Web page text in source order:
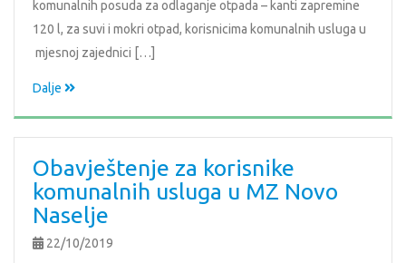
komunalnih posuda za odlaganje otpada – kanti zapremine
120 l, za suvi i mokri otpad, korisnicima komunalnih usluga u
mjesnoj zajednici […]
Dalje
Obavještenje za korisnike
komunalnih usluga u MZ Novo
Naselje
22/10/2019